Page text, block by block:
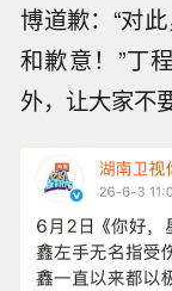
博道歉：“对
和歉意！”丁
外，让大家不